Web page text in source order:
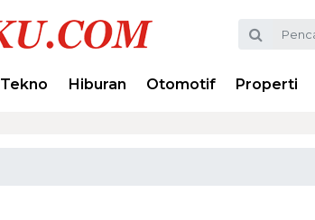
Tekno Hiburan Otomotif Properti